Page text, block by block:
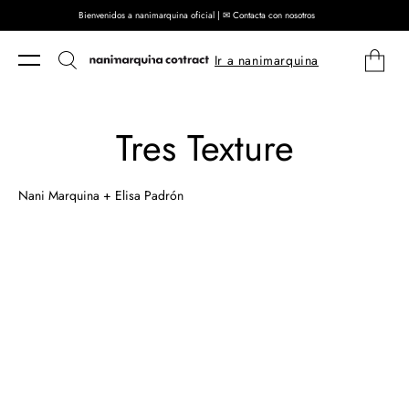
Ir directamente al contenido
Bienvenidos a nanimarquina oficial | ✉ Contacta con nosotros
Ir a nanimarquina Carrito
Tres Texture
Nani Marquina + Elisa Padrón